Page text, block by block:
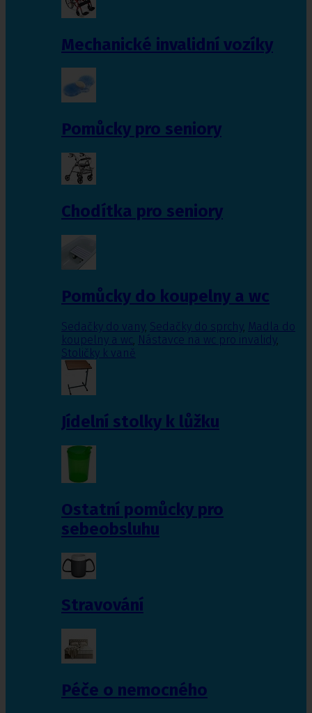
Mechanické invalidní vozíky
Pomůcky pro seniory
Chodítka pro seniory
Pomůcky do koupelny a wc
Sedačky do vany, Sedačky do sprchy, Madla do
koupelny a wc, Nástavce na wc pro invalidy,
Stoličky k vaně
Jídelní stolky k lůžku
Ostatní pomůcky pro
sebeobsluhu
Stravování
Péče o nemocného